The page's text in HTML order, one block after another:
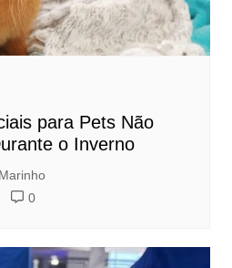
para Pets Não
o Inverno
0